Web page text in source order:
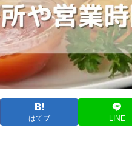
はてブ LINE